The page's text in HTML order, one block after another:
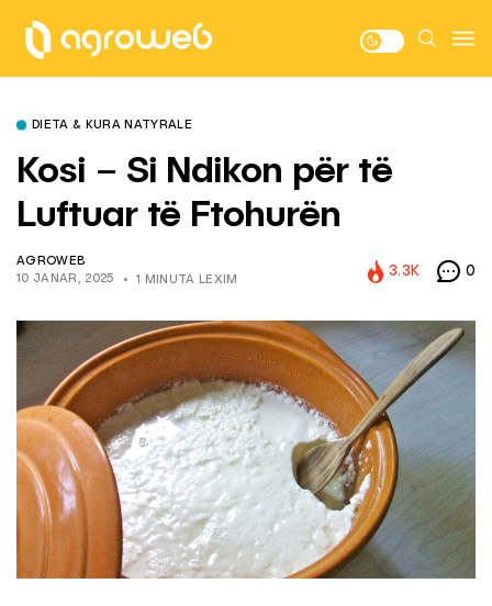
DIETA & KURA NATYRALE
Kosi – Si Ndikon për të
Luftuar të Ftohurën
AGROWEB
10 JANAR, 2025
1 MINUTA LEXIM
3.3K 0